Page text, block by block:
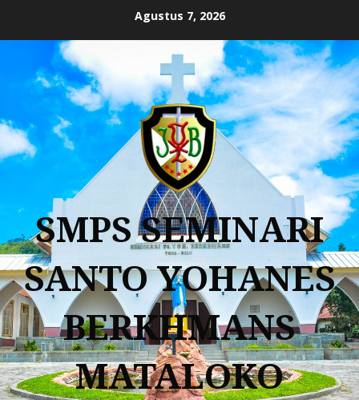
Agustus 7, 2026
SMPS SEMINARI
SANTO YOHANES
BERKHMANS
MATALOKO